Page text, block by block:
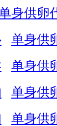
身供卵
单身供
单身供
单身供
单身供